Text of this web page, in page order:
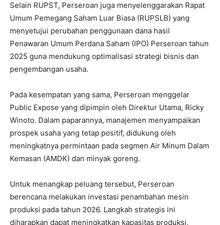
Selain RUPST, Perseroan juga menyelenggarakan Rapat
Umum Pemegang Saham Luar Biasa (RUPSLB) yang
menyetujui perubahan penggunaan dana hasil
Penawaran Umum Perdana Saham (IPO) Perseroan tahun
2025 guna mendukung optimalisasi strategi bisnis dan
pengembangan usaha.
Pada kesempatan yang sama, Perseroan menggelar
Public Expose yang dipimpin oleh Direktur Utama, Ricky
Winoto. Dalam paparannya, manajemen menyampaikan
prospek usaha yang tetap positif, didukung oleh
meningkatnya permintaan pada segmen Air Minum Dalam
Kemasan (AMDK) dan minyak goreng.
Untuk menangkap peluang tersebut, Perseroan
berencana melakukan investasi penambahan mesin
produksi pada tahun 2026. Langkah strategis ini
diharapkan dapat meningkatkan kapasitas produksi,